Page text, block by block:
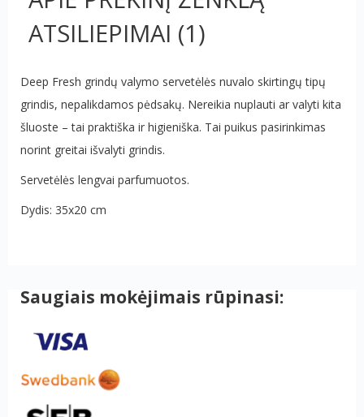
ATSILIEPIMAI (1)
Deep Fresh grindų valymo servetėlės nuvalo skirtingų tipų
grindis, nepalikdamos pėdsakų. Nereikia nuplauti ar valyti kita
šluoste – tai praktiška ir higieniška. Tai puikus pasirinkimas
norint greitai išvalyti grindis.
Servetėlės lengvai parfumuotos.
Dydis: 35x20 cm
Saugiais mokėjimais rūpinasi: